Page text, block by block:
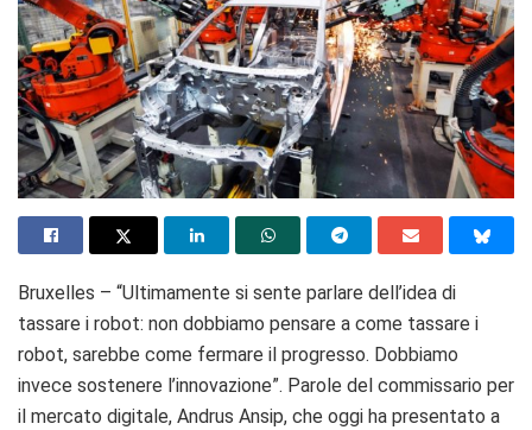
Bruxelles – “Ultimamente si sente parlare dell’idea di
tassare i robot: non dobbiamo pensare a come tassare i
robot, sarebbe come fermare il progresso. Dobbiamo
invece sostenere l’innovazione”. Parole del commissario per
il mercato digitale, Andrus Ansip, che oggi ha presentato a